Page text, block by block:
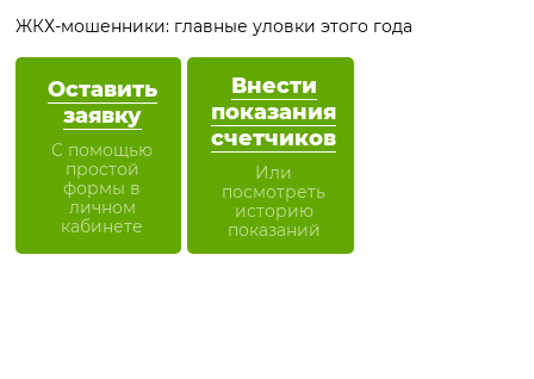
Оставить
заявку
С помощью
простой
формы в
личном
кабинете
Внести
показания
счетчиков
Или
посмотреть
историю
показаний
ЖКХ-мошенники: главные уловки этого года